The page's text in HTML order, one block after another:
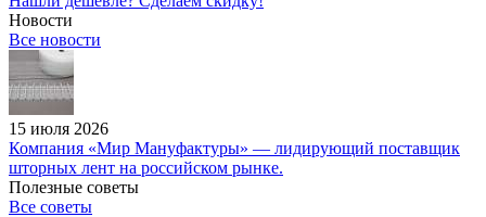
Новости
Все новости
15 июля 2026
Компания «Мир Мануфактуры» — лидирующий поставщик
шторных лент на российском рынке.
Полезные советы
Все советы